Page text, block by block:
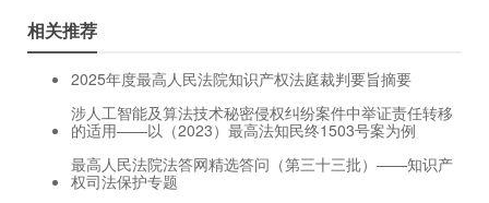
相关推荐
2025年度最高人民法院知识产权法庭裁判要旨摘要
涉人工智能及算法技术秘密侵权纠纷案件中举证责任转移
的适用——以（2023）最高法知民终1503号案为例
最高人民法院法答网精选答问（第三十三批）——知识产
权司法保护专题